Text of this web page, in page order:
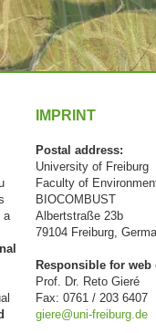
IMPRINT
Postal address:
University of Freiburg
Faculty of
BIOCOMBUST
Albertstraße 23b
79104 Freiburg,
Responsible for web
Prof. Dr. Reto Gieré
Fax: 0761 / 203 6407
giere@uni-freiburg.de
a